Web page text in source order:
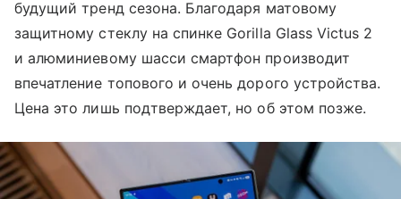
будущий тренд сезона. Благодаря матовому
защитному стеклу на спинке Gorilla Glass Victus 2
и алюминиевому шасси смартфон производит
впечатление топового и очень дорого устройства.
Цена это лишь подтверждает, но об этом позже.